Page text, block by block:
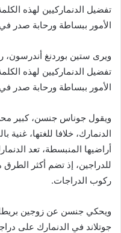
تفضيل الدنماركيين لهذه
الأمور ببساطة ورحابة صدر
ويرى ستين بوردنغ أندرسون،
تفضيل الدنماركيين لهذه
الأمور ببساطة ورحابة صدر
ويقول جوناس جنسن، كبير
الدنمارك، خلافا للغتها، غنية
أراضيها المنبسطة، تعد
للدراجين، إذ تضم أكثر
ركوب الدراجات.
ويحكي جنسن عن زوجين